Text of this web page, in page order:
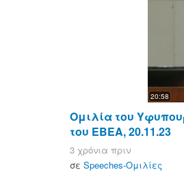
20:58
Ομιλία του
του ΕΒΕΑ, 20.11.23
3 χρόνια πριν
σε Speeches-Ομιλίες